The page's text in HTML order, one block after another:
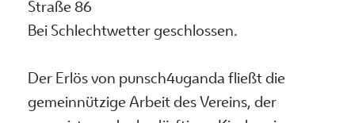
Straße 86
Bei Schlechtwetter geschlossen.
Der Erlös von punsch4uganda fließt die
gemeinnützige Arbeit des Vereins, der